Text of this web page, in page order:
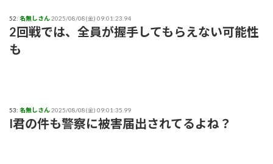
52: 名無しさん2025/08/08(金) 09:01:23.94
2回戦では、全員が握手してもらえない可能性
も
53: 名無しさん2025/08/08(金) 09:01:35.99
I君の件も警察に被害届出されてるよね？